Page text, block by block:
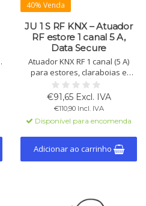
40% Venda
JU 1 S RF KNX – Atuador
RF estore 1 canal 5 A,
Data Secure
Atuador KNX RF 1 canal (5 A)
para estores, claraboias e
ventilação. 2 entradas binárias,
KNX Data Secure e controlo
temperatura.
€91,65 Excl. IVA
€110,90 Incl. IVA
Disponível para encomenda
Adicionar ao carrinho